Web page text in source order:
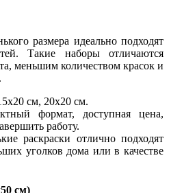
размера идеально подходят
Такие наборы отличаются
меньшим количеством красок и
см, 20x20 см.
формат, доступная цена,
работу.
раскраски отлично подходят
уголков дома или в качестве
см)